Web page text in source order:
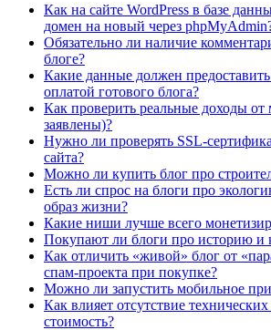
Как на сайте WordPress в базе
домен на новый через
Обязательно ли наличие
блоге?
Какие данные должен
оплатой готового блога?
Как проверить реальные доходы от
заявлены)?
Нужно ли проверять SSL-
сайта?
Можно ли купить блог про
Есть ли спрос на блоги про
образ жизни?
Какие ниши лучше всего
Покупают ли блоги про историю и
Как отличить «живой» блог от
спам-проекта при покупке?
Можно ли запустить мобильное
Как влияет отсутствие
стоимость?